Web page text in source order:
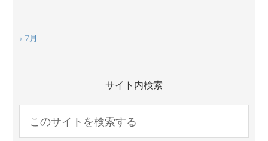
« 7月
サイト内検索